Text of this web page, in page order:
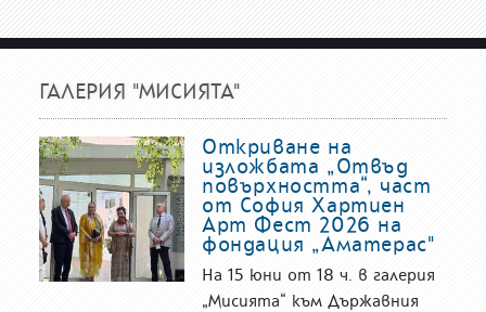
ГАЛЕРИЯ "МИСИЯТА"
Откриване на
изложбата „Отвъд
повърхността“, част
от София Хартиен
Арт Фест 2026 на
фондация „Аматерас"
На 15 юни от 18 ч. в галерия
„Мисията“ към Държавния